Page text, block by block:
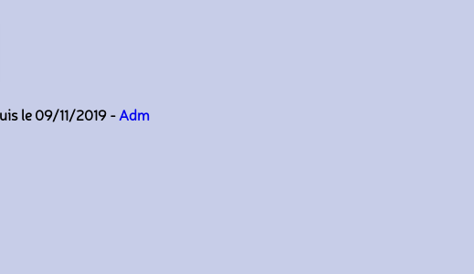
le 09/11/2019 -Adm